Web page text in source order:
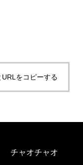
をコピーする
チャオチャオ